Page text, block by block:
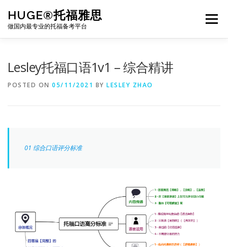
content
HUGE®托福雅思
做国内最专业的托福备考平台
Menu
Lesley托福口语1v1 – 综合精讲
POSTED ON 05/11/2021 BY LESLEY ZHAO
01 综合口语评分标准